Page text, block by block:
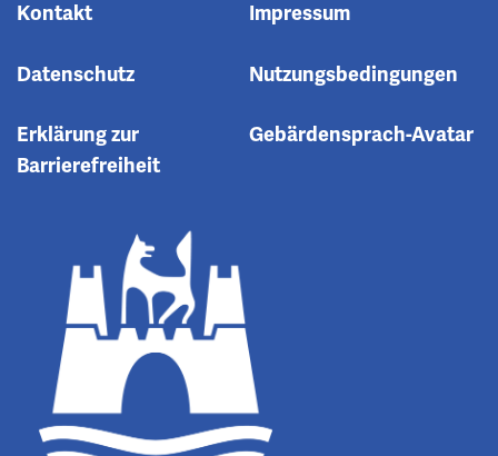
Kontakt Impressum
Datenschutz Nutzungsbedingungen
Erklärung zur
Barrierefreiheit
Gebärdensprach-Avatar